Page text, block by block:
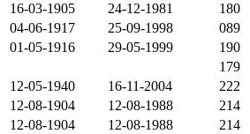
16-03-1905 24-12-1981
180
04-06-1917 25-09-1998
089
01-05-1916 29-05-1999
190
179
12-05-1940 16-11-2004
222
12-08-1904 12-08-1988
214
12-08-1904 12-08-1988
214